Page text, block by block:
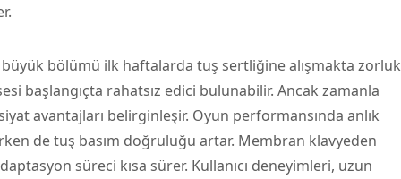
büyük bölümü ilk haftalarda tuş sertliğine alışmakta zorluk
başlangıçta rahatsız edici bulunabilir. Ancak zamanla
avantajları belirginleşir. Oyun performansında anlık
de tuş basım doğruluğu artar. Membran klavyeden
süreci kısa sürer. Kullanıcı deneyimleri, uzun